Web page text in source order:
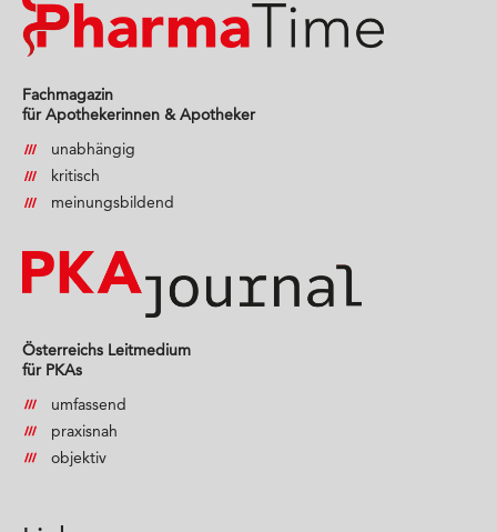
Fachmagazin
für Apothekerinnen & Apotheker
unabhängig
kritisch
meinungsbildend
Österreichs Leitmedium
für PKAs
umfassend
praxisnah
objektiv